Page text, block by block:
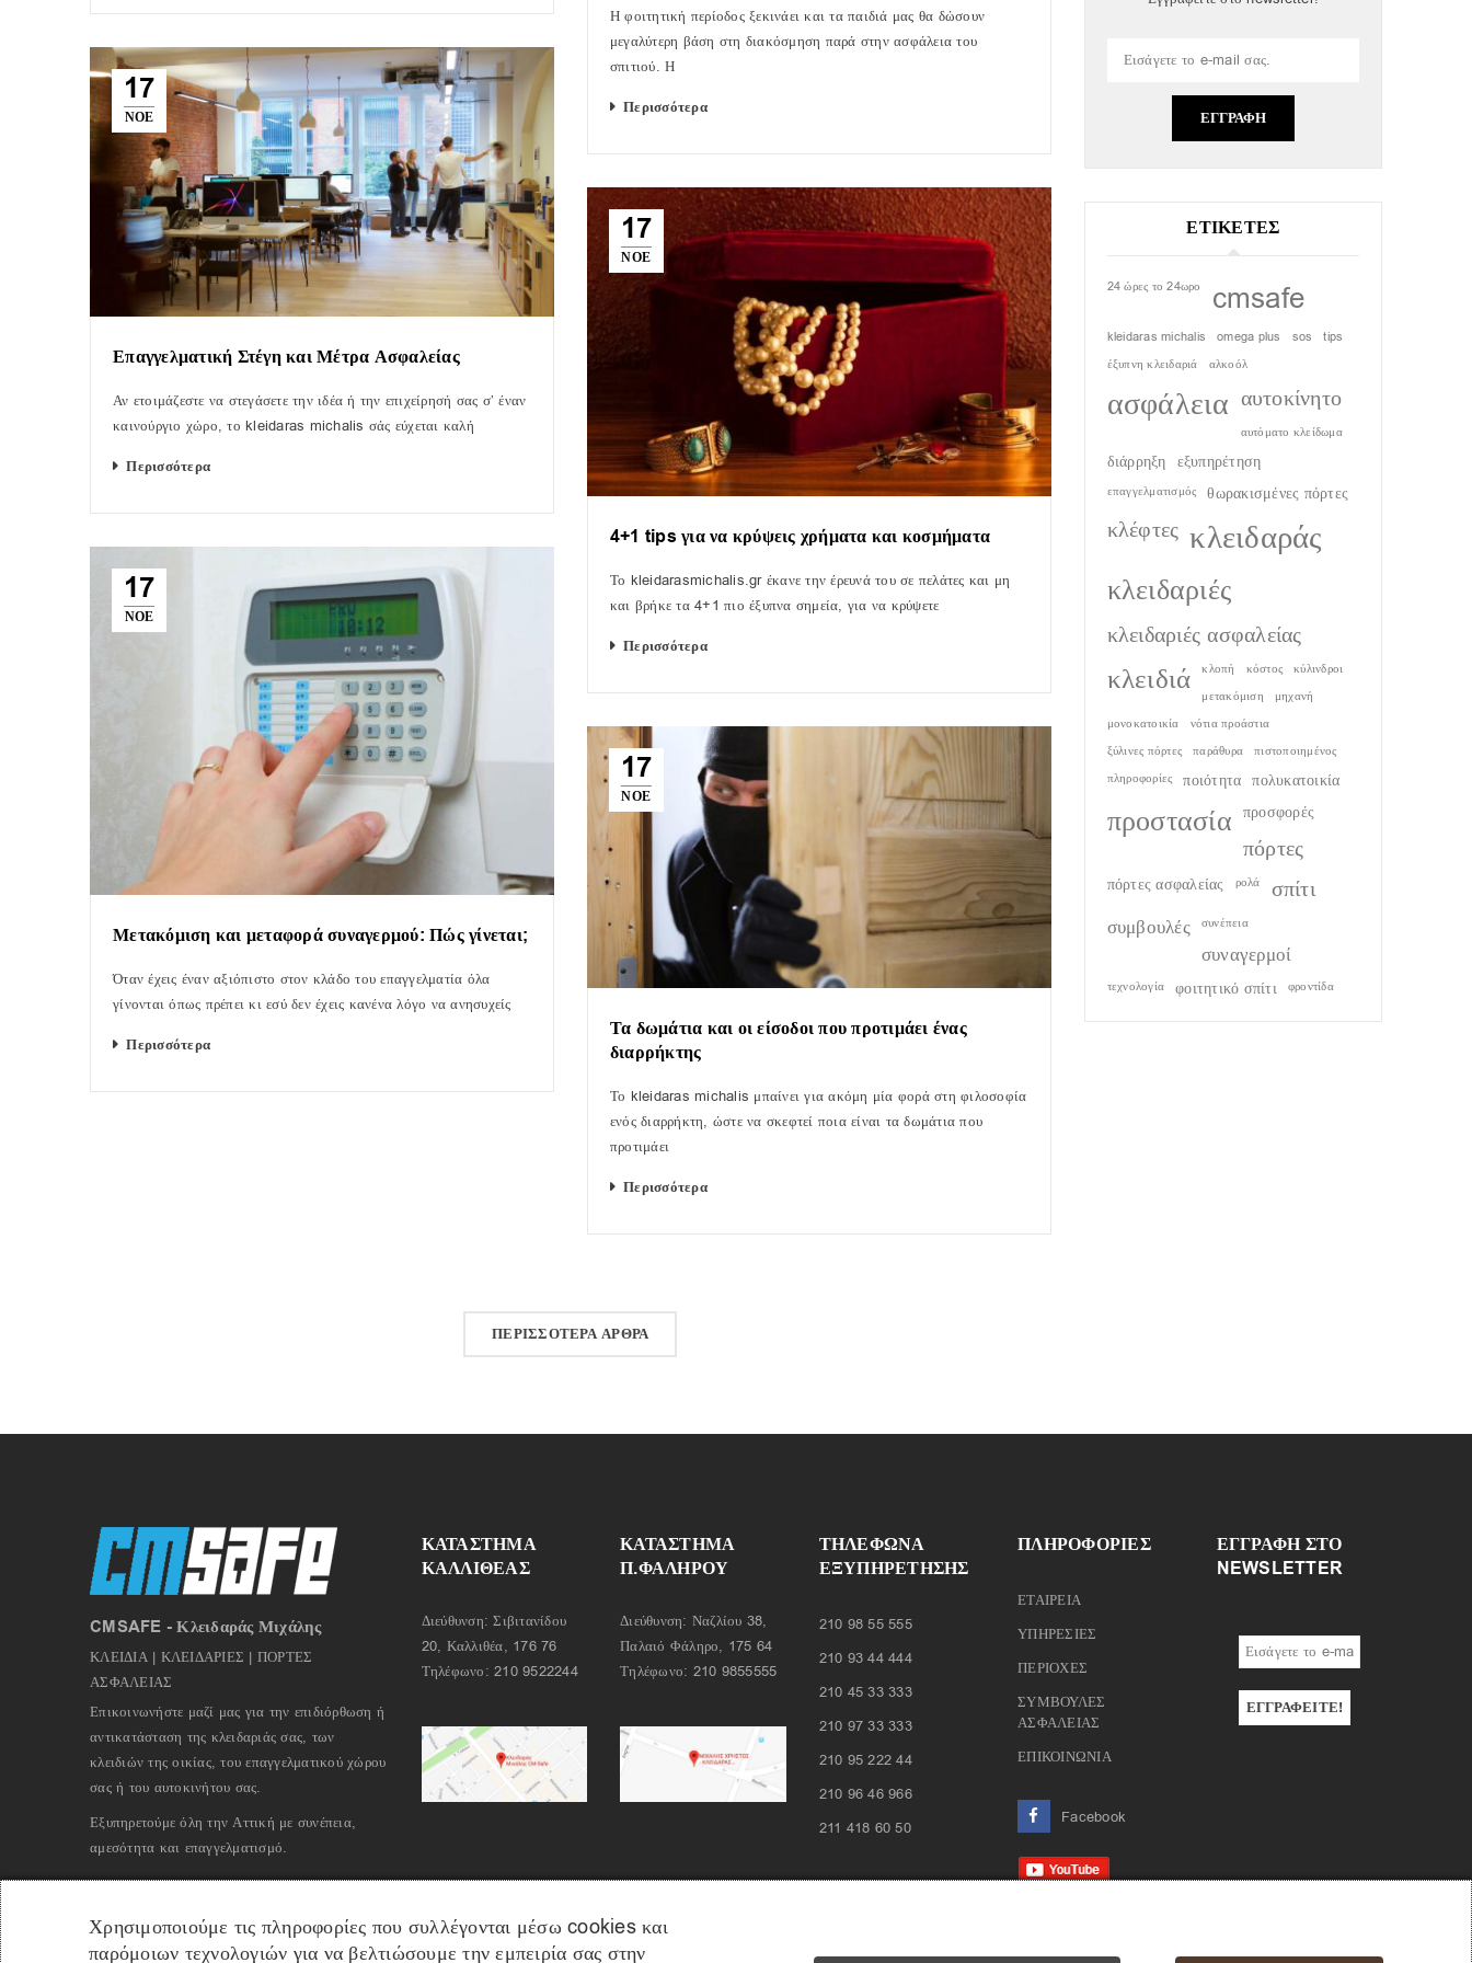
Η φοιτητική περίοδος ξεκινάει και τα παιδιά μας θα δώσουν
μεγαλύτερη βάση στη διακόσμηση παρά στην ασφάλεια του
σπιτιού. Η
Περισσότερα
17
ΝΟΈ
Επαγγελματική Στέγη και Μέτρα Ασφαλείας
Αν ετοιμάζεστε να στεγάσετε την ιδέα ή την επιχείρησή σας σ’ έναν
καινούργιο χώρο, το kleidaras michalis σάς εύχεται καλή
Περισσότερα
17
ΝΟΈ
4+1 tips για να κρύψεις χρήματα και κοσμήματα
Το kleidarasmichalis.gr έκανε την έρευνά του σε πελάτες και μη
και βρήκε τα 4+1 πιο έξυπνα σημεία, για να κρύψετε
Περισσότερα
17
ΝΟΈ
Μετακόμιση και μεταφορά συναγερμού: Πώς γίνεται;
Όταν έχεις έναν αξιόπιστο στον κλάδο του επαγγελματία όλα
γίνονται όπως πρέπει κι εσύ δεν έχεις κανένα λόγο να ανησυχείς
Περισσότερα
17
ΝΟΈ
Τα δωμάτια και οι είσοδοι που προτιμάει ένας
διαρρήκτης
Το kleidaras michalis μπαίνει για ακόμη μία φορά στη φιλοσοφία
ενός διαρρήκτη, ώστε να σκεφτεί ποια είναι τα δωμάτια που
προτιμάει
Περισσότερα
ΠΕΡΙΣΣΟΤΕΡΑ ΑΡΘΡΑ
ΕΓΓΡΑΦΗ
ΕΤΙΚΕΤΕΣ
24 ώρες το 24ωρο cmsafe
kleidaras michalis omega plus sos
tips
έξυπνη κλειδαριά
αλκοόλ
ασφάλεια αυτοκίνητο
αυτόματο κλείδωμα
διάρρηξη εξυπηρέτηση
επαγγελματισμός θωρακισμένες πόρτες
κλέφτες κλειδαράς
κλειδαριές
κλειδαριές ασφαλείας
κλειδιά κλοπή κόστος
κύλινδροι
μετακόμιση
μηχανή
μονοκατοικία
νότια προάστια
ξύλινες πόρτες
παράθυρα
πιστοποιημένος
πληροφορίες
ποιότητα πολυκατοικία
προστασία προσφορές
πόρτες
πόρτες ασφαλείας ρολά σπίτι
συμβουλές συνέπεια
συναγερμοί
τεχνολογία φοιτητικό σπίτι φροντίδα
CMSAFE - Κλειδαράς Μιχάλης
ΚΛΕΙΔΙΑ | ΚΛΕΙΔΑΡΙΕΣ | ΠΟΡΤΕΣ
ΑΣΦΑΛΕΙΑΣ
Επικοινωνήστε μαζί μας για την επιδιόρθωση ή
αντικατάσταση της κλειδαριάς σας, των
κλειδιών της οικίας, του επαγγελματικού χώρου
σας ή του αυτοκινήτου σας.
Εξυπηρετούμε όλη την Αττική με συνέπεια,
αμεσότητα και επαγγελματισμό.
ΚΑΤΑΣΤΗΜΑ
ΚΑΛΛΙΘΕΑΣ
Διεύθυνση: Σιβιτανίδου
20, Καλλιθέα, 176 76
Τηλέφωνο: 210 9522244
ΚΑΤΑΣΤΗΜΑ
Π.ΦΑΛΗΡΟΥ
Διεύθυνση: Ναζλίου 38,
Παλαιό Φάληρο, 175 64
Τηλέφωνο: 210 9855555
ΤΗΛΈΦΩΝΑ
ΕΞΥΠΗΡΈΤΗΣΗΣ
210 98 55 555
210 93 44 444
210 45 33 333
210 97 33 333
210 95 222 44
210 96 46 966
211 418 60 50
ΠΛΗΡΟΦΟΡΙΕΣ
ΕΤΑΙΡΕΙΑ
ΥΠΗΡΕΣΙΕΣ
ΠΕΡΙΟΧΕΣ
ΣΥΜΒΟΥΛΕΣ
ΑΣΦΑΛΕΙΑΣ
ΕΠΙΚΟΙΝΩΝΙΑ
Facebook
ΕΓΓΡΑΦΉ ΣΤΟ
NEWSLETTER
Χρησιμοποιούμε τις πληροφορίες που συλλέγονται μέσω cookies και
παρόμοιων τεχνολογιών για να βελτιώσουμε την εμπειρία σας στην